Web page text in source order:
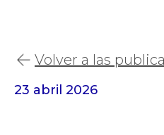
Volver a las
23 abril 2026